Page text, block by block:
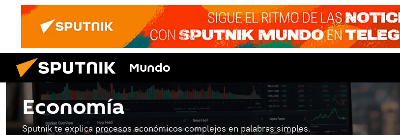
Mundo
Economía
Sputnik te explica procesos económicos complejos en palabras simples.